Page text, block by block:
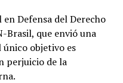
Defensa del Derecho
Brasil, que envió una
único objetivo es
perjuicio de la